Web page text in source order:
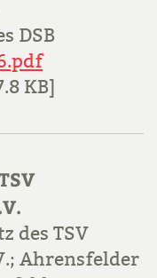
DSB
KB]
des TSV
Ahrensfelder